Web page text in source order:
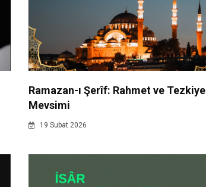
Ramazan-ı Şerîf: Rahmet ve Tezkiye
Mevsimi
19 Subat 2026